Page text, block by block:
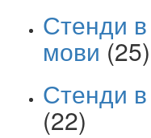
Стенди в
мови (25)
Стенди в
(22)